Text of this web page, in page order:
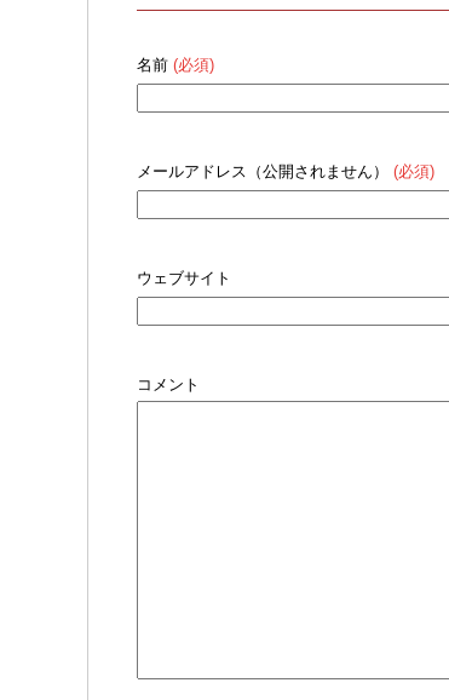
名前 (必須)
メールアドレス（公開されません） (必須)
ウェブサイト
コメント